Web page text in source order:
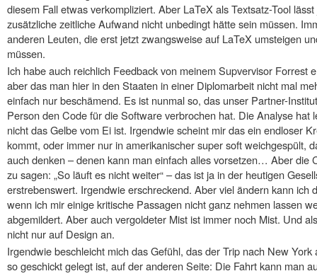
diesem Fall etwas verkompliziert. Aber LaTeX als Textsatz-Tool
zusätzliche zeitliche Aufwand nicht unbedingt hätte sein müssen.
anderen Leuten, die erst jetzt zwangsweise auf LaTeX umsteigen
müssen.
Ich habe auch reichlich Feedback von meinem Supvervisor Forrest
aber das man hier in den Staaten in einer Diplomarbeit nicht mal
einfach nur beschämend. Es ist nunmal so, das unser Partner-
Person den Code für die Software verbrochen hat. Die Analyse hat
nicht das Gelbe vom Ei ist. Irgendwie scheint mir das ein endloser
kommt, oder immer nur in amerikanischer super soft weichgespült,
auch denken – denen kann man einfach alles vorsetzen… Aber die
zu sagen: „So läuft es nicht weiter“ – das ist ja in der heutigen
erstrebenswert. Irgendwie erschreckend. Aber viel ändern kann ich
wenn ich mir einige kritische Passagen nicht ganz nehmen lassen
abgemildert. Aber auch vergoldeter Mist ist immer noch Mist. Und
nicht nur auf Design an.
Irgendwie beschleicht mich das Gefühl, das der Trip nach New
so geschickt gelegt ist, auf der anderen Seite: Die Fahrt kann man